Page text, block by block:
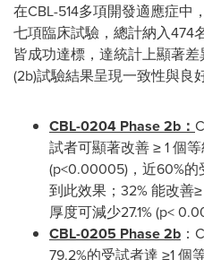
在CBL-514多項開發適應症中
七項臨床試驗，總計納入474
皆成功達標，達統計上顯著
(2b)試驗結果呈現一致性與良
CBL-0204 Phase2b ：
試者可顯著改善 ≥ 1 個
(p<0.00005)，近60%的
到此效果；32% 能改善
厚度可減少27.1% (p<
CBL-0205 Phase2b ：
79.2%的受試者達 ≥1 個